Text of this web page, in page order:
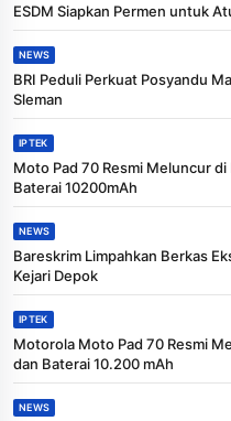
ESDM Siapkan Permen untuk
NEWS
BRI Peduli Perkuat Posyandu
Sleman
IPTEK
Moto Pad 70 Resmi Meluncur
Baterai 10200mAh
NEWS
Bareskrim Limpahkan Berkas
Kejari Depok
IPTEK
Motorola Moto Pad 70 Resmi
dan Baterai 10.200 mAh
NEWS